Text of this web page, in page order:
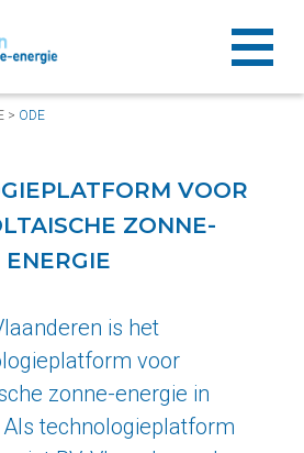
> ODE
VOOR
ZONNE-
ENERGIE
is het
voor
zonne-energie in
technologieplatform